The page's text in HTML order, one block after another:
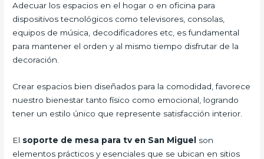
Adecuar los espacios en el hogar o en oficina para
dispositivos tecnológicos como televisores, consolas,
equipos de música, decodificadores etc, es fundamental
para mantener el orden y al mismo tiempo disfrutar de la
decoración.
Crear espacios bien diseñados para la comodidad, favorece
nuestro bienestar tanto físico como emocional, logrando
tener un estilo único que represente satisfacción interior.
El soporte de mesa para tv en San Miguel son
elementos prácticos y esenciales que se ubican en sitios